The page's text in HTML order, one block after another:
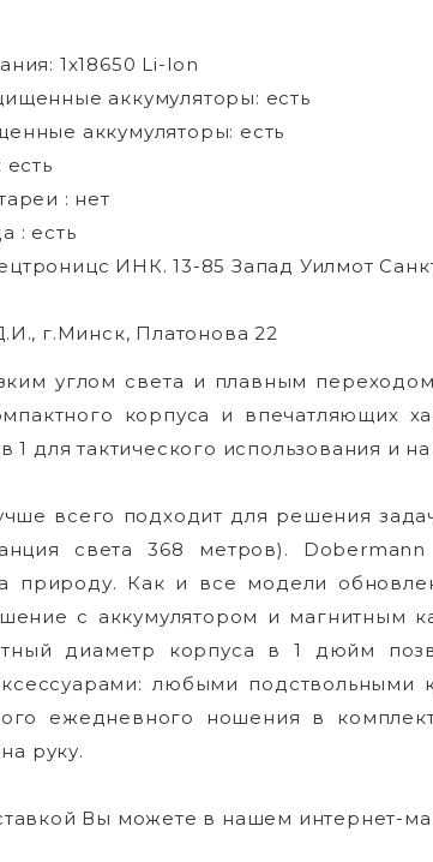
1x18650 Li-Ion
аккумуляторы: есть
аккумуляторы: есть
: нет
: есть
ИНК. 13-85 Запад Уилмот
г.Минск, Платонова 22
углом света и плавным
корпуса и впечатляющих
для тактического использования и
всего подходит для решения
света 368 метров).
природу. Как и все модели
с аккумулятором и магнитным
диаметр корпуса в 1 дюйм
любыми
ежедневного ношения в
руку.
Вы можете в нашем интернет-